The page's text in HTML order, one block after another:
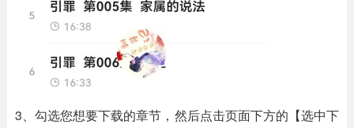
3、勾选您想要下载的章节，然后点击页面下方的【选中下